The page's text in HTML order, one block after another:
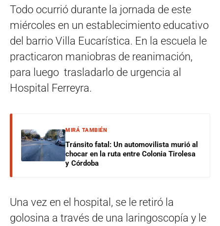
Todo ocurrió durante la jornada de este
miércoles en un establecimiento educativo
del barrio Villa Eucarística. En la escuela le
practicaron maniobras de reanimación,
para luego trasladarlo de urgencia al
Hospital Ferreyra.
MIRÁ TAMBIÉN
Tránsito fatal: Un automovilista murió al
chocar en la ruta entre Colonia Tirolesa
y Córdoba
Una vez en el hospital, se le retiró la
golosina a través de una laringoscopía y le